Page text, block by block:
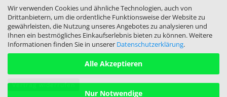
Wir verwenden Cookies und ähnliche Technologien, auch von
Drittanbietern, um die ordentliche Funktionsweise der Website zu
gewährleisten, die Nutzung unseres Angebotes zu analysieren und
Ihnen ein bestmögliches Einkaufserlebnis bieten zu können. Weitere
Informationen finden Sie in unserer Datenschutzerklärung.
Alle Akzeptieren
Nur Notwendige
Händleranfragen und
Kooperationen sind sehr
erwünscht!
Vertrag widerrufen